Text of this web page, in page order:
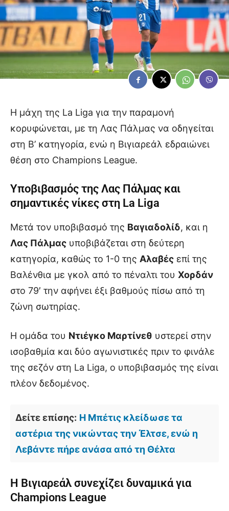
Η μάχη της La Liga για την παραμονή
κορυφώνεται, με τη Λας Πάλμας να οδηγείται
στη Β’ κατηγορία, ενώ η Βιγιαρεάλ εδραιώνει
θέση στο Champions League.
Υποβιβασμός της Λας Πάλμας και
σημαντικές νίκες στη La Liga
Μετά τον υποβιβασμό της Βαγιαδολίδ, και η
Λας Πάλμας υποβιβάζεται στη δεύτερη
κατηγορία, καθώς το 1-0 της Αλαβές επί της
Βαλένθια με γκολ από το πέναλτι του Χορδάν
στο 79′ την αφήνει έξι βαθμούς πίσω από τη
ζώνη σωτηρίας.
Η ομάδα του Ντιέγκο Μαρτίνεθ υστερεί στην
ισοβαθμία και δύο αγωνιστικές πριν το φινάλε
της σεζόν στη La Liga, ο υποβιβασμός της είναι
πλέον δεδομένος.
Δείτε επίσης: Η Μπέτις κλείδωσε τα
αστέρια της νικώντας την Έλτσε, ενώ η
Λεβάντε πήρε ανάσα από τη Θέλτα
Η Βιγιαρεάλ συνεχίζει δυναμικά για
Champions League